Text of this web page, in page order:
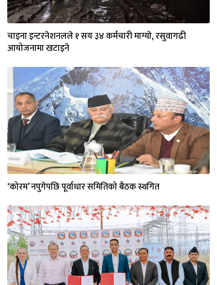
चाइना इन्टरनेशनलले १ सय ३४ कर्मचारी माग्याे, रसुवागढी
आयोजनामा खटाइने
‘कोरम’ नपुगेपछि पूर्वाधार समितिको बैठक स्थगित